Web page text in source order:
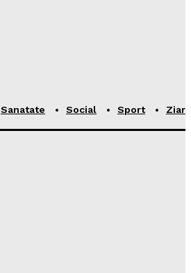
Sanatate Social Sport Ziar